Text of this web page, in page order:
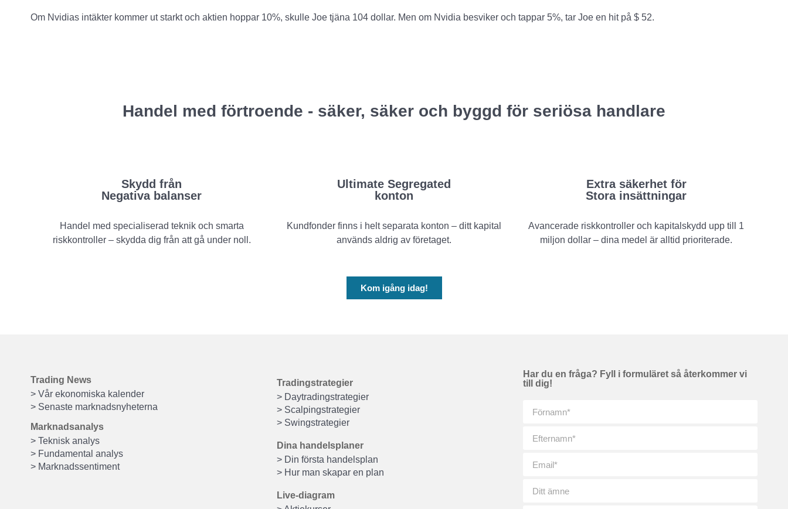
Om Nvidias intäkter kommer ut starkt och aktien hoppar 10%, skulle Joe tjäna 104 dollar. Men om Nvidia besviker och tappar 5%, tar Joe en hit på $ 52.
Handel med förtroende - säker, säker och byggd för seriösa handlare
Skydd från
Negativa balanser
Handel med specialiserad teknik och smarta
riskkontroller – skydda dig från att gå under noll.
Ultimate Segregated
konton
Kundfonder finns i helt separata konton – ditt kapital
används aldrig av företaget.
Extra säkerhet för
Stora insättningar
Avancerade riskkontroller och kapitalskydd upp till 1
miljon dollar – dina medel är alltid prioriterade.
Kom igång idag!
Trading News
> Vår ekonomiska kalender
> Senaste marknadsnyheterna
Marknadsanalys
> Teknisk analys
> Fundamental analys
> Marknadssentiment
Tradingstrategier
> Daytradingstrategier
> Scalpingstrategier
> Swingstrategier
Dina handelsplaner
> Din första handelsplan
> Hur man skapar en plan
Live-diagram
Har du en fråga? Fyll i formuläret så återkommer vi
till dig!